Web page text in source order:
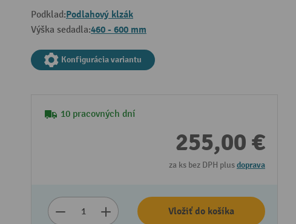
Podklad:Podlahový klzák
Výška sedadla:460 - 600 mm
Konfigurácia variantu
10 pracovných dní
255,00 €
za ks bez DPH plusdoprava
Vložiť do košíka